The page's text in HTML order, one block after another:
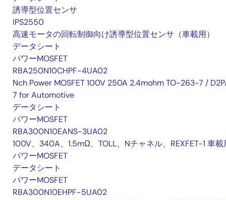
誘導型位置センサ
IPS2550
高速モータの回転制御向け誘導型位置センサ（車載用）
データシート
パワーMOSFET
RBA250N10CHPF-4UA02
Nch Power MOSFET 100V 250A 2.4mohm TO-263-7 /
7 for Automotive
データシート
パワーMOSFET
RBA300N10EANS-3UA02
100V、340A、1.5mΩ、TOLL、Nチャネル、REXFET-1 車載
パワーMOSFET
データシート
パワーMOSFET
RBA300N10EHPF-5UA02